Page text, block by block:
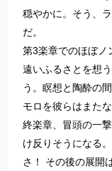
穏やかに。そう、
だ。
第3楽章でのほぼノ
遠いふるさとを想
う。瞑想と陶酔の
モロを彼らはまた
終楽章、冒頭の一
け反りそうになる
さ！ その後の展開